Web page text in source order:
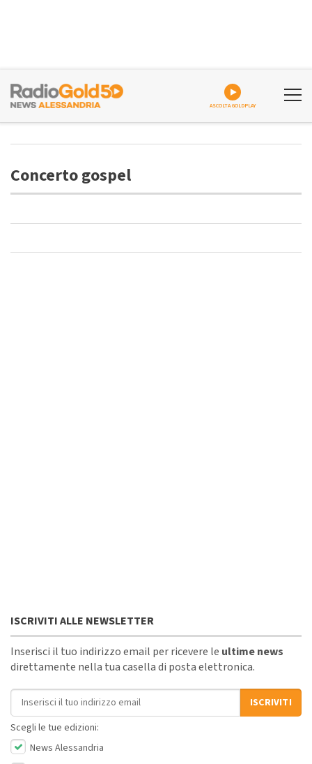
ASCOLTA GOLDPLAY
Concerto gospel
ISCRIVITI ALLE NEWSLETTER
Inserisci il tuo indirizzo email per ricevere le ultime news
direttamente nella tua casella di posta elettronica.
Indirizzo email
ISCRIVITI
Scegli le tue edizioni:
News Alessandria